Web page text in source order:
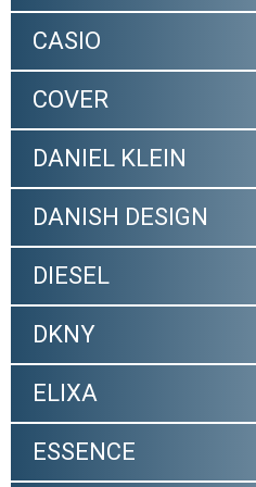
CASIO
COVER
DANIEL KLEIN
DANISH DESIGN
DIESEL
DKNY
ELIXA
ESSENCE